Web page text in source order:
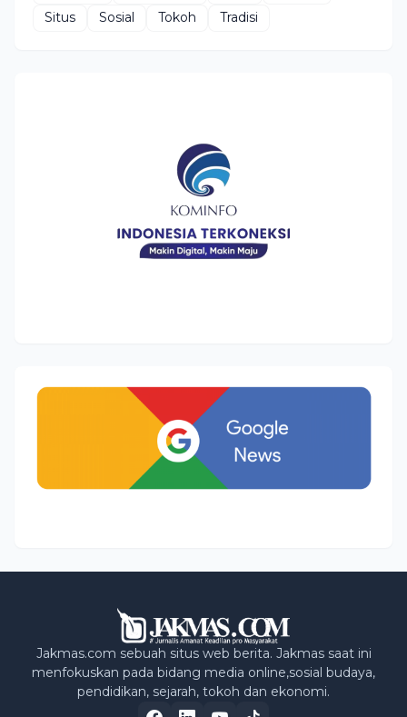
Situs
Sosial Tokoh Tradisi
Jakmas.com sebuah situs web berita. Jakmas saat ini
menfokuskan pada bidang media online,sosial budaya,
pendidikan, sejarah, tokoh dan ekonomi.